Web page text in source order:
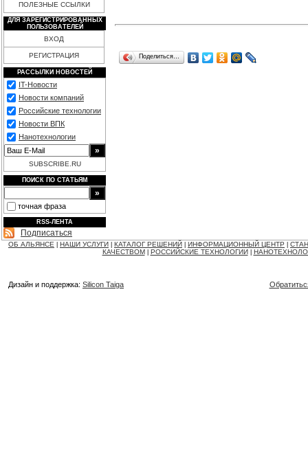
ПОЛЕЗНЫЕ ССЫЛКИ
ДЛЯ ЗАРЕГИСТРИРОВАННЫХ
ПОЛЬЗОВАТЕЛЕЙ
ВХОД
РЕГИСТРАЦИЯ
РАССЫЛКИ НОВОСТЕЙ
IT-Новости
Новости компаний
Российские технологии
Новости ВПК
Нанотехнологии
SUBSCRIBE.RU
ПОИСК ПО СТАТЬЯМ
точная фраза
RSS-ЛЕНТА
Подписаться
Поделиться…
ОБ АЛЬЯНСЕ НАШИ УСЛУГИ КАТАЛОГ РЕШЕНИЙ ИНФОРМАЦИОННЫЙ ЦЕНТР
КАЧЕСТВОМ
РОССИЙСКИЕ ТЕХНОЛОГИИ
Дизайн и поддержка: Silicon Taiga